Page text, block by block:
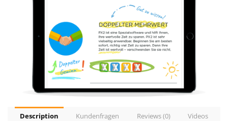
Description Kundenfragen Reviews (0) Videos